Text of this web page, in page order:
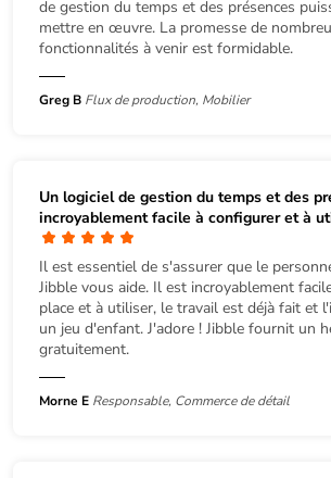
de gestion du temps et des présences
mettre en œuvre. La promesse de
fonctionnalités à venir est formidable.
Greg B Flux de production, Mobilier
Un logiciel de gestion du temps et des
incroyablement facile à configurer et à
Il est essentiel de s'assurer que le
Jibble vous aide. Il est incroyablement
place et à utiliser, le travail est déjà fait et
un jeu d'enfant. J'adore ! Jibble fournit un
gratuitement.
Morne E Responsable, Commerce de détail